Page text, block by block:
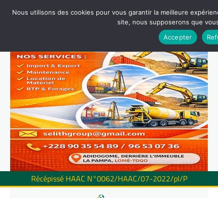
Récépissé HAAC N°0062/HAAC/07-2022/pl/P
Nous utilisons des cookies pour vous garantir la meilleure
site, nous supposerons que
Accepter